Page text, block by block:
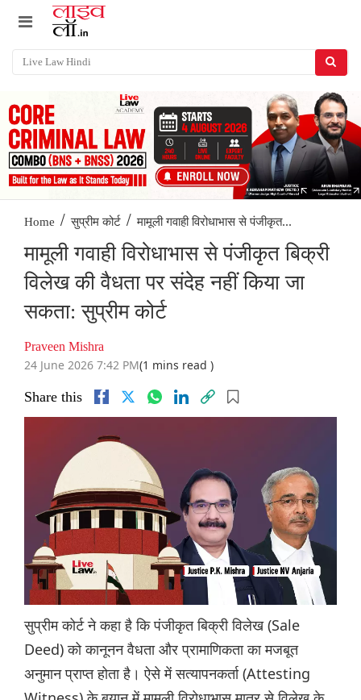
Home / सुप्रीम कोर्ट / मामूली गवाही विरोधाभास से पंजीकृत...
मामूली गवाही विरोधाभास से पंजीकृत बिक्री
विलेख की वैधता पर संदेह नहीं किया जा
सकता: सुप्रीम कोर्ट
Praveen Mishra
24 June 2026 7:42 PM(1 mins read )
Share this
सुप्रीम कोर्ट ने कहा है कि पंजीकृत बिक्री विलेख (Sale
Deed) को कानूनन वैधता और प्रामाणिकता का मजबूत
अनुमान प्राप्त होता है। ऐसे में सत्यापनकर्ता (Attesting